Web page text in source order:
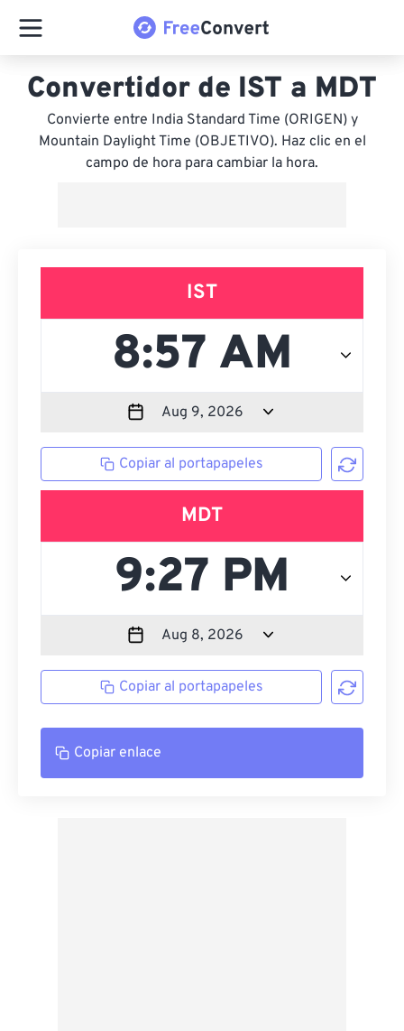
Convertidor de IST a MDT
Convierte entre India Standard Time (ORIGEN) y
Mountain Daylight Time (OBJETIVO). Haz clic en el
campo de hora para cambiar la hora.
IST
Copiar al portapapeles
MDT
Copiar al portapapeles
Copiar enlace